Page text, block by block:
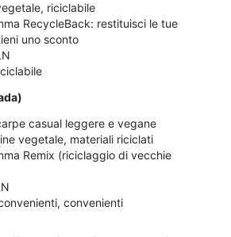
riciclabile
RecycleBack: restituisci le tue
uno sconto
casual leggere e vegane
vegetale, materiali riciclati
Remix (riciclaggio di vecchie
convenienti